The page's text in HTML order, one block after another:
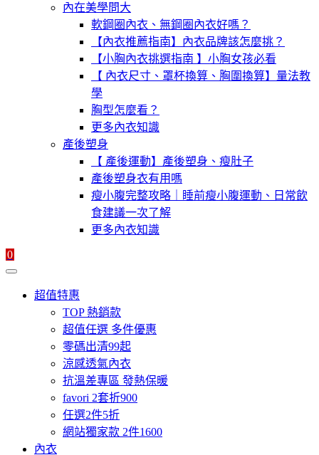
內在美學問大
軟鋼圈內衣、無鋼圈內衣好嗎？
【內衣推薦指南】內衣品牌該怎麼挑？
【小胸內衣挑選指南 】小胸女孩必看
【 內衣尺寸、罩杯換算、胸圍換算】量法教
學
胸型怎麼看？
更多內衣知識
產後塑身
【 產後運動】產後塑身、瘦肚子
產後塑身衣有用嗎
瘦小腹完整攻略｜睡前瘦小腹運動、日常飲
食建議一次了解
更多內衣知識
0
超值特惠
TOP 熱銷款
超值任選 多件優惠
零碼出清99起
涼感透氣內衣
抗溫差專區 發熱保暖
favori 2套折900
任選2件5折
網站獨家款 2件1600
內衣